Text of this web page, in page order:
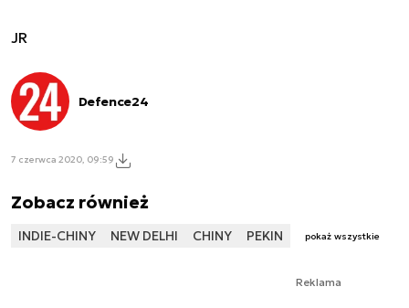
JR
Defence24
7 czerwca 2020, 09:59
Zobacz również
INDIE-CHINY NEW DELHI CHINY PEKIN pokaż wszystkie
Reklama